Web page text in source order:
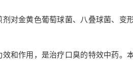
对金黄色葡萄球菌、八叠球菌、变
和作用，是治疗口臭的特效中药。